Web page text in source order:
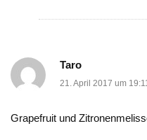
Taro
21. April 2017 um
Grapefruit und